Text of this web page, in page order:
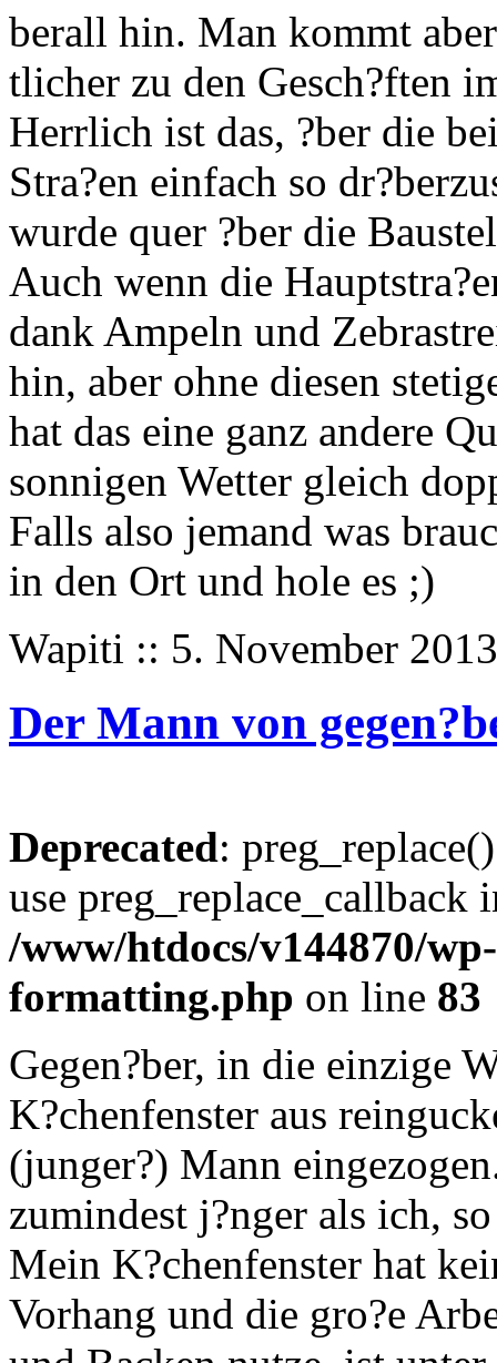
berall hin. Man kommt
tlicher zu den Gesch?ften
Herrlich ist das, ?ber die
Stra?en einfach so
wurde quer ?ber die
Auch wenn die
dank Ampeln und
hin, aber ohne diesen
hat das eine ganz andere
sonnigen Wetter gleich
Falls also jemand was
in den Ort und hole es ;)
Wapiti :: 5. November
Der Mann von
Deprecated:
use preg_replace_callback
/www/htdocs/v144870/
formatting.php on line 83
Gegen?ber, in die einzige
K?chenfenster aus
(junger?) Mann
zumindest j?nger als ich,
Mein K?chenfenster hat
Vorhang und die gro?e